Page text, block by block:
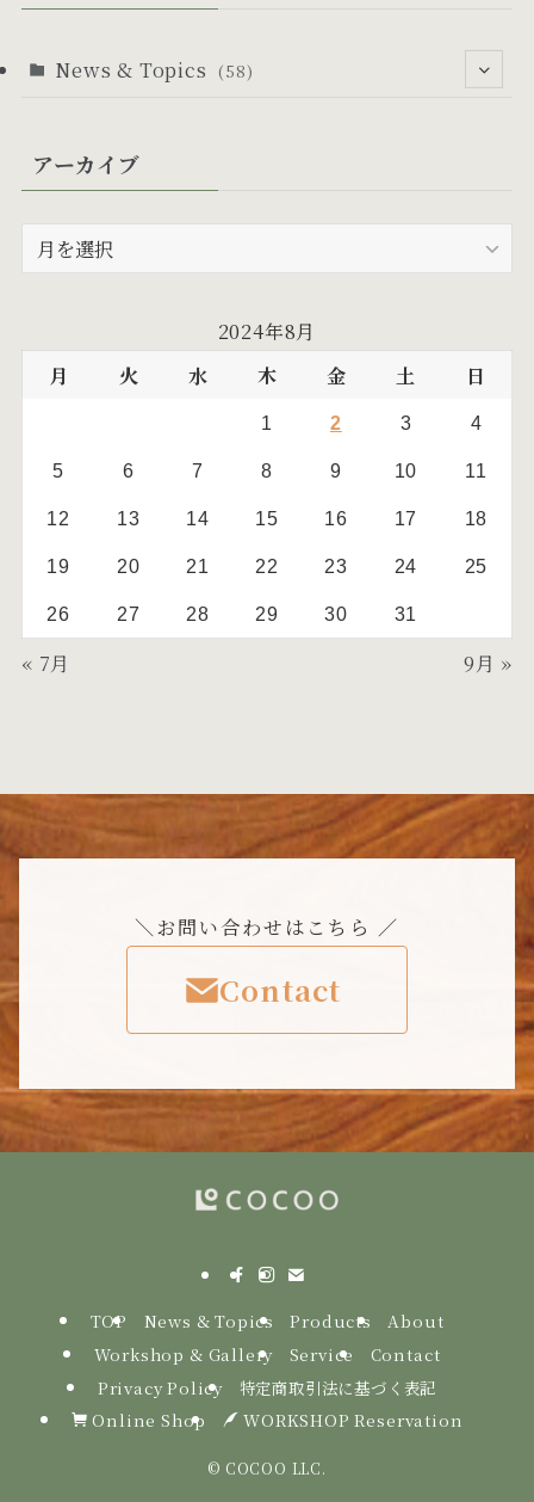
News & Topics (58)
(10)
(19)
(6)
(5)
アーカイブ
ー
ブ
2024年8月
月
火 水 木 金 土 日
1 2 3 4
5 6 7 8 9 10 11
12 13 14 15 16 17 18
19 20 21 22 23 24 25
26 27 28 29 30 31
« 7月 9月 »
＼お問い合わせはこちら ／
Contact
TOP News & Topics Products
About
Workshop & Gallery
Service
Contact
Privacy Policy
特定商取引法に基づく表記
Online Shop
WORKSHOP Reservation
© COCOO LLC.